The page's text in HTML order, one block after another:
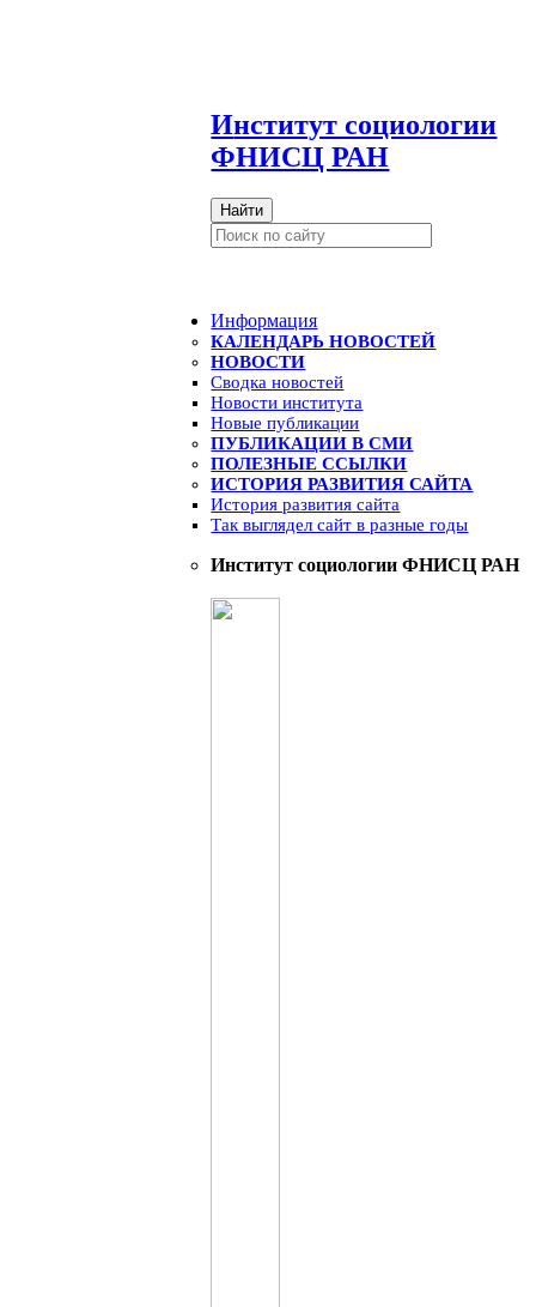
Институт социологии
ФНИСЦ РАН
Найти
Информация
КАЛЕНДАРЬ НОВОСТЕЙ
НОВОСТИ
Сводка новостей
Новости института
Новые публикации
ПУБЛИКАЦИИ В СМИ
ПОЛЕЗНЫЕ ССЫЛКИ
ИСТОРИЯ РАЗВИТИЯ САЙТА
История развития сайта
Так выглядел сайт в разные годы
Институт социологии ФНИСЦ РАН